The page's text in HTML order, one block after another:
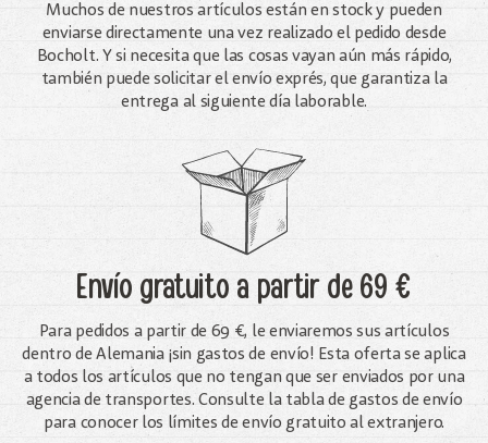
Muchos de nuestros artículos están en stock y pueden
enviarse directamente una vez realizado el pedido desde
Bocholt. Y si necesita que las cosas vayan aún más rápido,
también puede solicitar el envío exprés, que garantiza la
entrega al siguiente día laborable.
Envío gratuitoa partir de 69 €
Para pedidos a partir de 69 €, le enviaremos sus artículos
dentro de Alemania ¡sin gastos de envío! Esta oferta se aplica
a todos los artículos que no tengan que ser enviados por una
agencia de transportes. Consulte la tabla de gastos de envío
para conocer los límites de envío gratuito al extranjero.